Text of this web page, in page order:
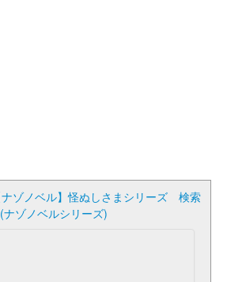
ナゾノベル】怪ぬしさまシリーズ 検索
ゾノベルシリーズ)